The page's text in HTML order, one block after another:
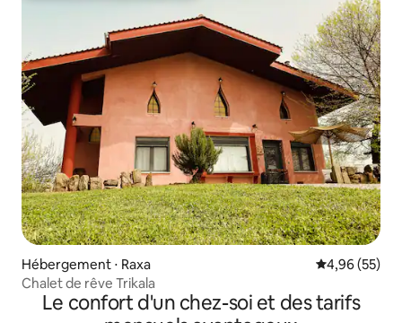
Hébergement ⋅ Raxa Évaluation
4,96 (55)
Chalet de rêve Trikala
Le confort d'un chez-soi et des tarifs